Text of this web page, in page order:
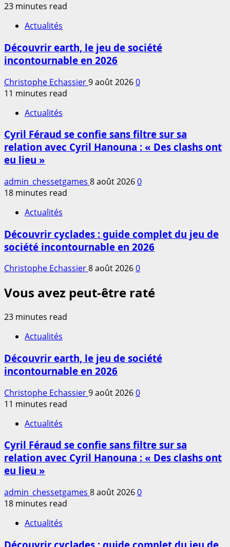
23 minutes read
Actualités
Découvrir earth, le jeu de société
incontournable en 2026
Christophe Echassier9 août 20260
11 minutes read
Actualités
Cyril Féraud se confie sans filtre sur sa
relation avec Cyril Hanouna : « Des clashs ont
eu lieu »
admin_chessetgames 8 août 20260
18 minutes read
Actualités
Découvrir cyclades : guide complet du jeu de
société incontournable en 2026
Christophe Echassier8 août 20260
Vous avez peut-être raté
23 minutes read
Actualités
Découvrir earth, le jeu de société
incontournable en 2026
Christophe Echassier9 août 20260
11 minutes read
Actualités
Cyril Féraud se confie sans filtre sur sa
relation avec Cyril Hanouna : « Des clashs ont
eu lieu »
admin_chessetgames 8 août 20260
18 minutes read
Actualités